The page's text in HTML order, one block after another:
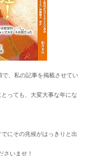
、私の記事を掲載させてい
っても、大変大事な年にな
にその兆候がはっきりと出
さいませ！